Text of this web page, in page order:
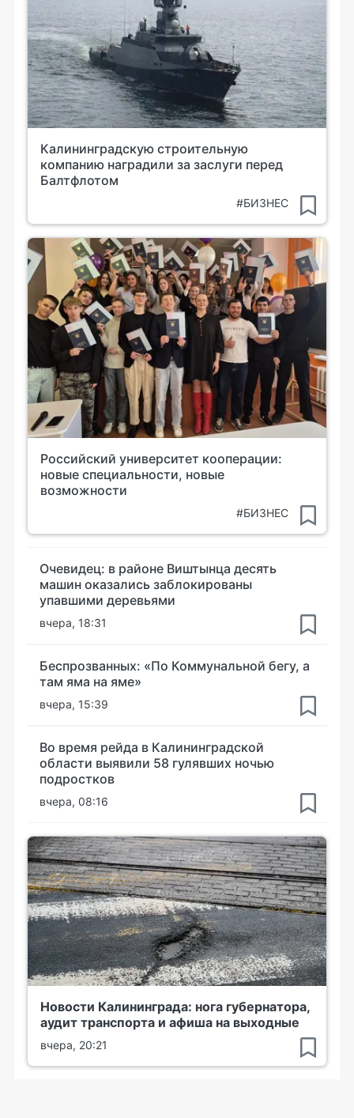
Калининградскую строительную
компанию наградили за заслуги перед
Балтфлотом
#БИЗНЕС
Российский университет кооперации:
новые специальности, новые
возможности
#БИЗНЕС
Очевидец: в районе Виштынца десять
машин оказались заблокированы
упавшими деревьями
вчера, 18:31
Беспрозванных: «По Коммунальной бегу, а
там яма на яме»
вчера, 15:39
Во время рейда в Калининградской
области выявили 58 гулявших ночью
подростков
вчера, 08:16
Новости Калининграда: нога губернатора,
аудит транспорта и афиша на выходные
вчера, 20:21